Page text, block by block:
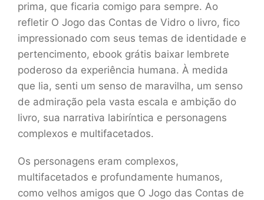
prima, que ficaria comigo para sempre. Ao
refletir O Jogo das Contas de Vidro o livro, fico
impressionado com seus temas de identidade e
pertencimento, ebook grátis baixar lembrete
poderoso da experiência humana. À medida
que lia, senti um senso de maravilha, um senso
de admiração pela vasta escala e ambição do
livro, sua narrativa labiríntica e personagens
complexos e multifacetados.
Os personagens eram complexos,
multifacetados e profundamente humanos,
como velhos amigos que O Jogo das Contas de